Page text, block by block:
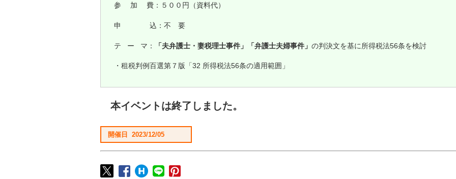
参 加 費：５００円（資料代）
申 込：不 要
テ ー マ： 「夫弁護士・妻税理士事件」「弁護士夫婦事件」 の判決文を基に所得税法56条を検討
・租税判例百選第７版「32 所得税法56条の適用範囲」
本イベントは終了しました。
開催日 2023/12/05